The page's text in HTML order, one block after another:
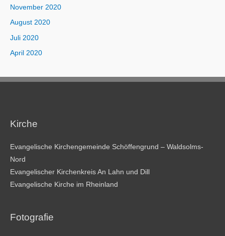
November 2020
August 2020
Juli 2020
April 2020
Kirche
Evangelische Kirchengemeinde Schöffengrund – Waldsolms-
Nord
Evangelischer Kirchenkreis An Lahn und Dill
Evangelische Kirche im Rheinland
Fotografie